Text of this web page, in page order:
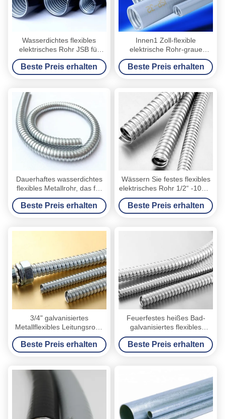
Wasserdichtes flexibles
elektrisches Rohr JSB für
ausgezeichneten Gebrauch
den im Freien imprägniern
Beste Preis erhalten
Innen1 Zoll-flexible
elektrische Rohr-graue
Farbantialtern-Zug-
Widerstand
Beste Preis erhalten
Dauerhaftes wasserdichtes
flexibles Metallrohr, das für
dekoratives elektrisches
Kabel erdet
Beste Preis erhalten
Wässern Sie festes flexibles
elektrisches Rohr 1/2“ -10℃ |
+80℃-Betriebstemperatur
Beste Preis erhalten
3/4" galvanisiertes
Metallflexibles Leitungsrohr,
Metallschlauch SGS-
Zustimmung
Beste Preis erhalten
Feuerfestes heißes Bad-
galvanisiertes flexibles
Stahlrohr 1 Zoll-
Schlauchleitung
Beste Preis erhalten